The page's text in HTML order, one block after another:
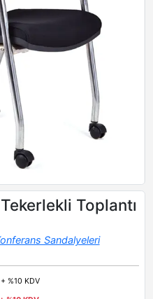
Toplantı
Sandalyeleri
%10 KDV